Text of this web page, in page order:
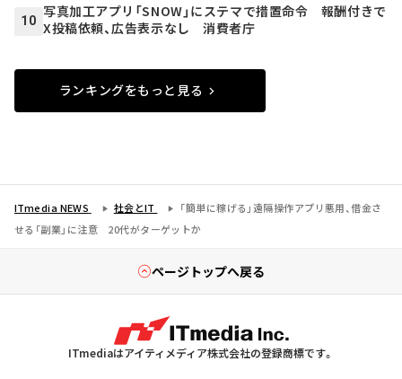
10
写真加工アプリ「SNOW」にステマで措置命令 報酬付きで
X投稿依頼、広告表示なし 消費者庁
ランキングをもっと見る
ITmedia NEWS 社会とIT
「簡単に稼げる」遠隔操作アプリ悪用、借金さ
せる「副業」に注意 20代がターゲットか
ページトップへ戻る
ITmediaはアイティメディア株式会社の登録商標です。